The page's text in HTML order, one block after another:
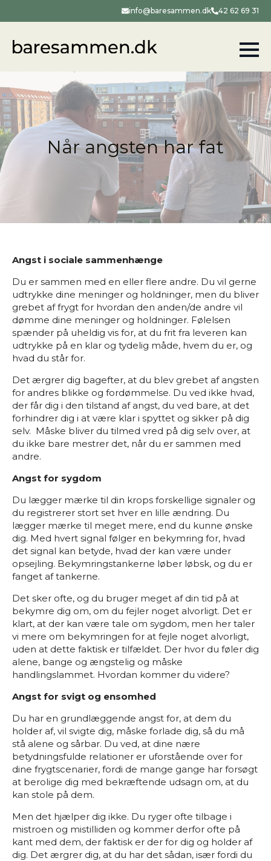
info@baresammen.dk 42 62 69 31
Når angsten har fat
Angst i sociale sammenhænge
Du er sammen med en eller flere andre. Du vil gerne
udtrykke dine meninger og holdninger, men du bliver
grebet af frygt for hvordan den anden/de andre vil
dømme dine meninger og holdninger. Følelsen
spænder på uheldig vis for, at du frit fra leveren kan
udtrykke på en klar og tydelig måde, hvem du er, og
hvad du står for.
Det ærgrer dig bagefter, at du blev grebet af angsten
for andres blikke og fordømmelse. Du ved ikke hvad,
der får dig i den tilstand af angst, du ved bare, at det
forhindrer dig i at være klar i spyttet og sikker på dig
selv. Måske bliver du tilmed vred på dig selv over, at
du ikke bare mestrer det, når du er sammen med
andre.
Angst for sygdom
Du lægger mærke til din krops forskellige signaler og
du registrerer stort set hver en lille ændring. Du
lægger mærke til meget mere, end du kunne ønske
dig. Med hvert signal følger en bekymring for, hvad
det signal kan betyde, hvad der kan være under
opsejling. Bekymringstankerne løber løbsk, og du er
fanget af tankerne.
Det sker ofte, og du bruger meget af din tid på at
bekymre dig om, om du fejler noget alvorligt. Det er
klart, at der kan være tale om sygdom, men her taler
vi mere om bekymringen for at fejle noget alvorligt,
uden at dette faktisk er tilfældet. Der hvor du føler dig
alene, bange og ængstelig og måske
handlingslammet. Hvordan kommer du videre?
Angst for svigt og ensomhed
Du har en grundlæggende angst for, at dem du
holder af, vil svigte dig, måske forlade dig, så du må
stå alene og sårbar. Du ved, at dine nære
betydningsfulde relationer er uforstående over for
dine frygtscenarier, fordi de mange gange har forsøgt
at berolige dig med bekræftende udsagn om, at du
kan stole på dem.
Men det hjælper dig ikke. Du ryger ofte tilbage i
mistroen og mistilliden og kommer derfor ofte på
kant med dem, der faktisk er der for dig og holder af
dig. Det ærgrer dig, at du har det sådan, især fordi du